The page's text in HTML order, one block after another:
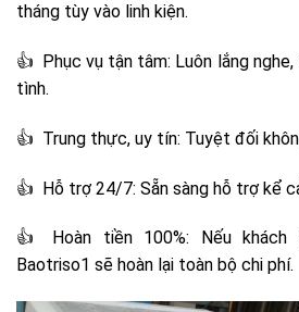
tháng tùy vào linh kiện.
👍 Phục vụ tận tâm: Luôn lắng
tình.
👍 Trung thực, uy tín: Tuyệt đối
👍 Hỗ trợ 24/7: Sẵn sàng hỗ trợ kể
👍 Hoàn tiền 100%: Nếu khách
Baotriso1 sẽ hoàn lại toàn bộ chi phí.